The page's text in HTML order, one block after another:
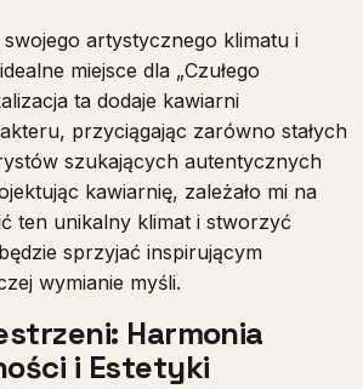
artystycznego klimatu i
miejsce dla „Czułego
ta dodaje kawiarni
przyciągając zarówno stałych
szukających autentycznych
kawiarnię, zależało mi na
ten unikalny klimat i stworzyć
sprzyjać inspirującym
wymianie myśli.
: Harmonia
i Estetyki